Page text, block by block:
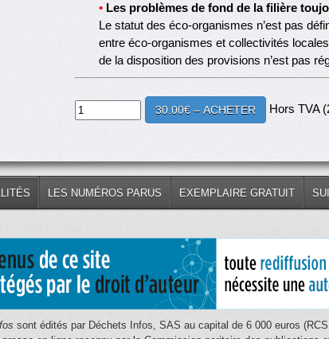
•Les problèmes de fond de la filière
Le statut des éco-organismes n’est pas
entre éco-organismes et collectivités
de la disposition des provisions n’est pas
30.00€ – ACHETER Hors TVA
LES NUMÉROS PARUS EXEMPLAIRE GRATUIT
sont édités par Déchets Infos, SAS au capital de 6 000 euros